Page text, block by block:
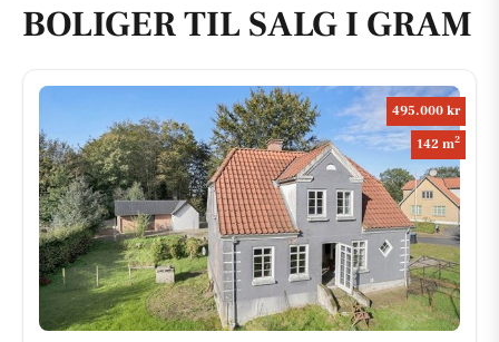
BOLIGER TIL SALG I GRAM
495.000 kr
142 m2